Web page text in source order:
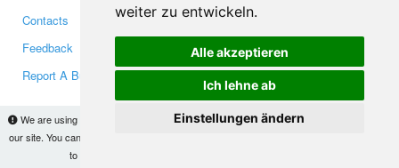
weiter zu entwickeln.
Alle akzeptieren
Ich lehne ab
Einstellungen ändern
We are using cookies to provide statistics that help us give you the best experience of
our site. You can find out more
to use the site without changes, you are agreeing to it.
Contacts
Feedback
Report A Bug
Facebook
Twitter
YouTube
Google+